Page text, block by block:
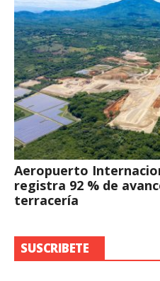
Aeropuerto
registra 92 % de
terracería
SUSCRIBETE